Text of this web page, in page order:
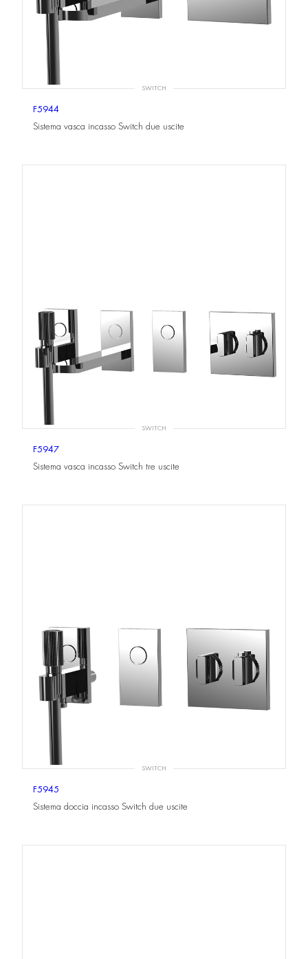
SWITCH
F5944
Sistema vasca incasso Switch due uscite
SWITCH
F5947
Sistema vasca incasso Switch tre uscite
SWITCH
F5945
Sistema doccia incasso Switch due uscite